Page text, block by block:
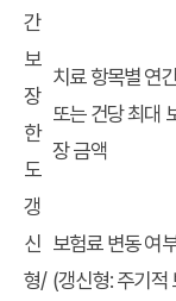
간
보
장
한
도
치료 항목별 연
또는 건당 최대
장 금액
갱
신
형/
보험료 변동 여
(갱신형: 주기적